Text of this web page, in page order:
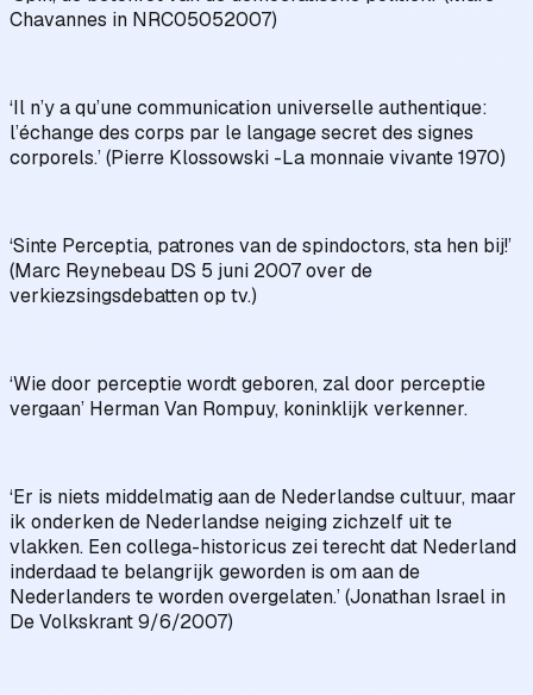
Chavannes in NRC05052007)
‘Il n’y a qu’une communication universelle authentique:
l’échange des corps par le langage secret des signes
corporels.’ (Pierre Klossowski -La monnaie vivante 1970)
‘Sinte Perceptia, patrones van de spindoctors, sta hen bij!’
(Marc Reynebeau DS 5 juni 2007 over de
verkiezsingsdebatten op tv.)
‘Wie door perceptie wordt geboren, zal door perceptie
vergaan’ Herman Van Rompuy, koninklijk verkenner.
‘Er is niets middelmatig aan de Nederlandse cultuur, maar
ik onderken de Nederlandse neiging zichzelf uit te
vlakken. Een collega-historicus zei terecht dat Nederland
inderdaad te belangrijk geworden is om aan de
Nederlanders te worden overgelaten.’ (Jonathan Israel in
De Volkskrant 9/6/2007)